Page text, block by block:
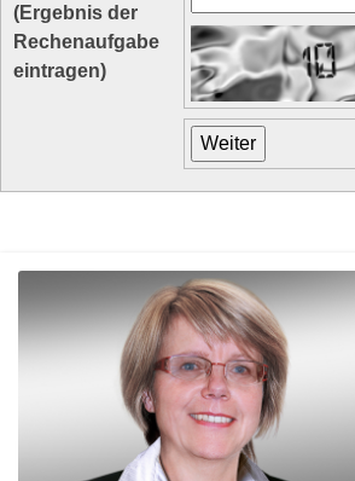
(Ergebnis der
Rechenaufgabe
eintragen)